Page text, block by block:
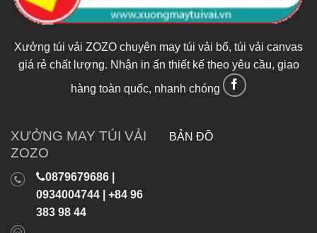
Xưởng túi vải ZOZO chuyên may túi vải bố, túi vải canvas
giá rẻ chất lượng. Nhận in ấn thiết kế theo yêu cầu, giao
hàng toàn quốc, nhanh chóng
XƯỞNG MAY TÚI VẢI
ZOZO
0879679686 |
0934004744 | +84 96
383 98 44
BẢN ĐỒ